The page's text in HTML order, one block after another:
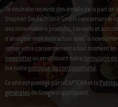
Je souhaite recevoir des emails de la part de
Stephen Deutschland GmbH concernant le
des informations produits, conseils et
d'analyser mon intéraction avec la
retirer votre consentement à tout moment
newsletterou en utilisant notreformulaire
lire notrepolitique de confidentialité.
Ce site est protégé par reCAPTCHA et la
généralesde Google s’appliquent.